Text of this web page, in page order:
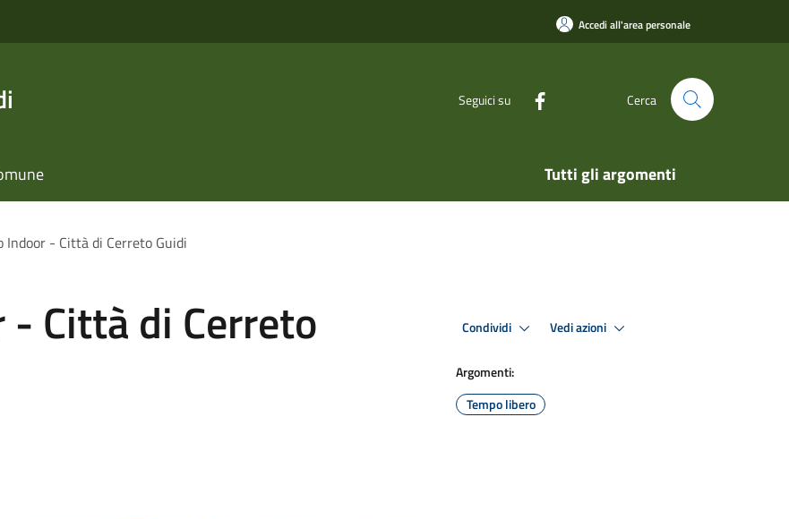
Accedi all'area personale
Seguici su Cerca
Tutti gli argomenti
Indoor - Città di Cerreto Guidi
- Città di Cerreto Condividi Vedi azioni
Argomenti:
Tempo libero